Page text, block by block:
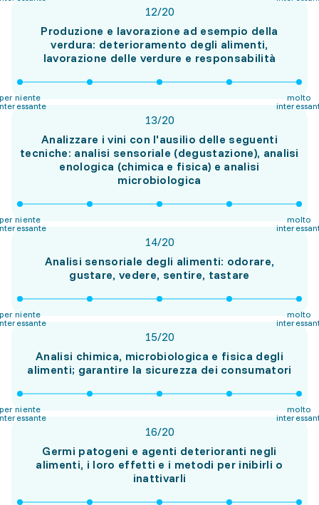
12/20
Produzione e lavorazione ad esempio della
verdura: deterioramento degli alimenti,
lavorazione delle verdure e responsabilità
niente
molto
13/20
Analizzare i vini con l'ausilio delle seguenti
tecniche: analisi sensoriale (degustazione), analisi
enologica (chimica e fisica) e analisi
microbiologica
niente
molto
14/20
Analisi sensoriale degli alimenti: odorare,
gustare, vedere, sentire, tastare
niente
molto
15/20
Analisi chimica, microbiologica e fisica degli
alimenti; garantire la sicurezza dei consumatori
niente
molto
16/20
Germi patogeni e agenti deterioranti negli
alimenti, i loro effetti e i metodi per inibirli o
inattivarli